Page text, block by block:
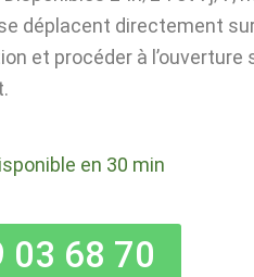
déplacent directement
et procéder à l’ouverture
en 30 min
03 68 70